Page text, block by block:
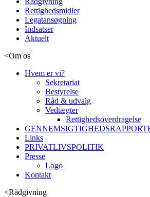
Rettighedsmidler
Legatansøgning
Indsatser
Aktuelt
<Om os
Hvem er vi?
Sekretariat
Bestyrelse
Råd & udvalg
Vedtægter
Rettighedsoverdragelse
Links
PRIVATLIVSPOLITIK
Presse
Logo
Kontakt
<Rådgivning